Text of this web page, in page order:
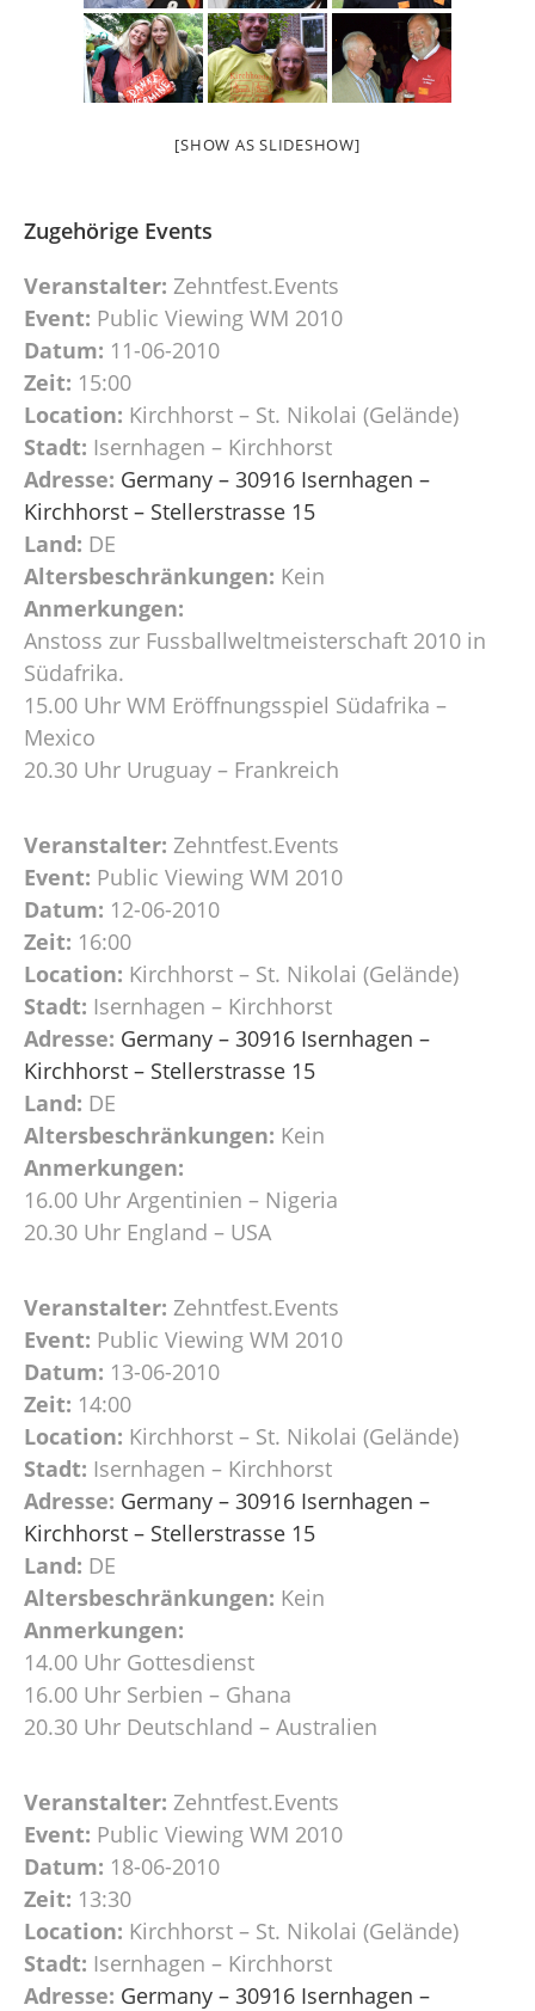
[SHOW AS SLIDESHOW]
Zugehörige Events
Veranstalter: Zehntfest.Events
Event: Public Viewing WM 2010
Datum: 11-06-2010
Zeit: 15:00
Location: Kirchhorst – St. Nikolai (Gelände)
Stadt: Isernhagen – Kirchhorst
Adresse: Germany – 30916 Isernhagen –
Kirchhorst – Stellerstrasse 15
Land: DE
Altersbeschränkungen: Kein
Anmerkungen:
Anstoss zur Fussballweltmeisterschaft 2010 in
Südafrika.
15.00 Uhr WM Eröffnungsspiel Südafrika –
Mexico
20.30 Uhr Uruguay – Frankreich
Veranstalter: Zehntfest.Events
Event: Public Viewing WM 2010
Datum: 12-06-2010
Zeit: 16:00
Location: Kirchhorst – St. Nikolai (Gelände)
Stadt: Isernhagen – Kirchhorst
Adresse: Germany – 30916 Isernhagen –
Kirchhorst – Stellerstrasse 15
Land: DE
Altersbeschränkungen: Kein
Anmerkungen:
16.00 Uhr Argentinien – Nigeria
20.30 Uhr England – USA
Veranstalter: Zehntfest.Events
Event: Public Viewing WM 2010
Datum: 13-06-2010
Zeit: 14:00
Location: Kirchhorst – St. Nikolai (Gelände)
Stadt: Isernhagen – Kirchhorst
Adresse: Germany – 30916 Isernhagen –
Kirchhorst – Stellerstrasse 15
Land: DE
Altersbeschränkungen: Kein
Anmerkungen:
14.00 Uhr Gottesdienst
16.00 Uhr Serbien – Ghana
20.30 Uhr Deutschland – Australien
Veranstalter: Zehntfest.Events
Event: Public Viewing WM 2010
Datum: 18-06-2010
Zeit: 13:30
Location: Kirchhorst – St. Nikolai (Gelände)
Stadt: Isernhagen – Kirchhorst
Adresse: Germany – 30916 Isernhagen –